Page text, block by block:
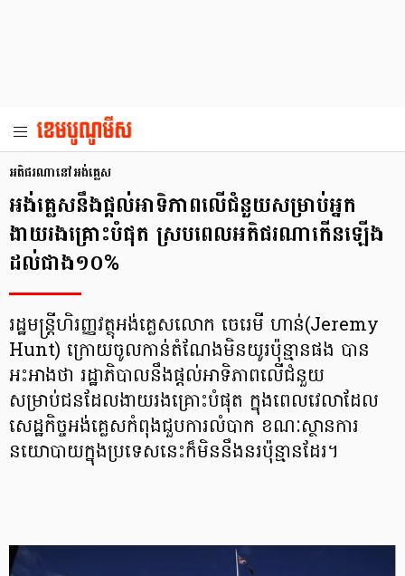
អតិផរណានៅអង់គ្លេស
អង់គ្លេសនឹងផ្តល់អាទិភាពលើជំនួយសម្រាប់អ្នក
ងាយរងគ្រោះបំផុត ស្របពេលអតិផរណាកើនឡើង
ដល់ជាង១០%
រដ្ឋមន្ត្រីហិរញ្ញវត្ថុអង់គ្លេសលោក ចេរេមី ហាន់(Jeremy
Hunt) ក្រោយចូលកាន់តំណែងមិនយូរប៉ុន្មានផង បាន
អះអាងថា រដ្ឋាភិបាលនឹងផ្តល់អាទិភាពលើជំនួយ
សម្រាប់ជនដែលងាយរងគ្រោះបំផុត ក្នុងពេលវេលាដែល
សេដ្ឋកិច្ចអង់គ្លេសកំពុងជួបការលំបាក ខណៈស្ថានការ
នយោបាយក្នុងប្រទេសនេះក៏មិននឹងនរប៉ុន្មានដែរ។